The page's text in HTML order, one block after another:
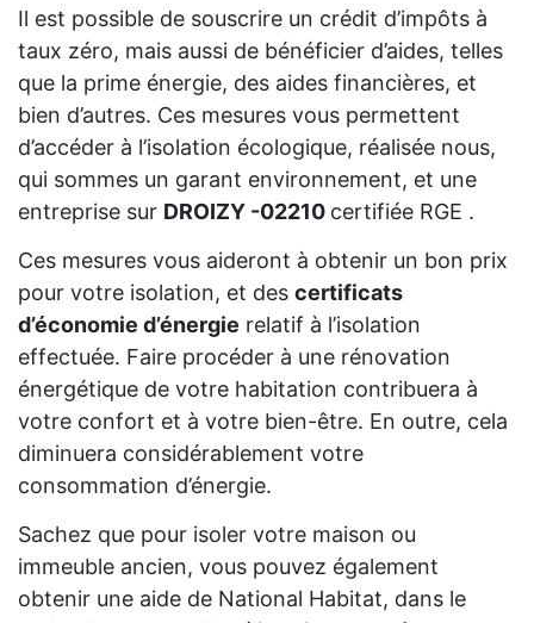
Il est possible de souscrire un crédit d’impôts à
taux zéro, mais aussi de bénéficier d’aides, telles
que la prime énergie, des aides financières, et
bien d’autres. Ces mesures vous permettent
d’accéder à l’isolation écologique, réalisée nous,
qui sommes un garant environnement, et une
entreprise sur DROIZY -02210 certifiée RGE .
Ces mesures vous aideront à obtenir un bon prix
pour votre isolation, et des certificats
d’économie d’énergie relatif à l’isolation
effectuée. Faire procéder à une rénovation
énergétique de votre habitation contribuera à
votre confort et à votre bien-être. En outre, cela
diminuera considérablement votre
consommation d’énergie.
Sachez que pour isoler votre maison ou
immeuble ancien, vous pouvez également
obtenir une aide de National Habitat, dans le